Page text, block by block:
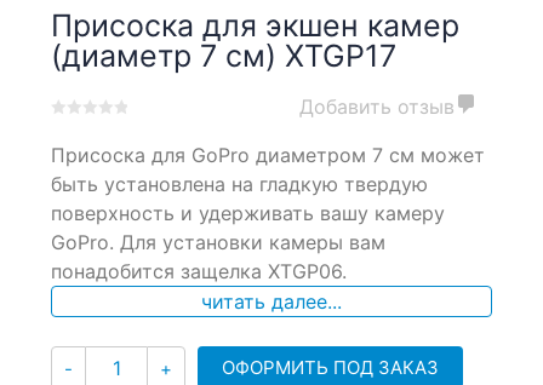
Присоска для экшен камер
(диаметр 7 см) XTGP17
out
of
on
customer
ratings
Добавить отзыв
Присоска для GoPro диаметром 7 см может
быть установлена на гладкую твердую
поверхность и удерживать вашу камеру
GoPro. Для установки камеры вам
понадобится защелка XTGP06.
читать далее...
- Количество
+ ОФОРМИТЬ ПОД ЗАКАЗ